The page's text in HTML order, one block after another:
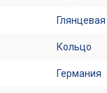
Глянцевая
Кольцо
Германия